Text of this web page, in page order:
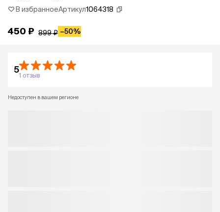
В избранноеАртикул1064318
450 ₽ 899 ₽ −50%
5
1 отзыв
Недоступен в вашем регионе